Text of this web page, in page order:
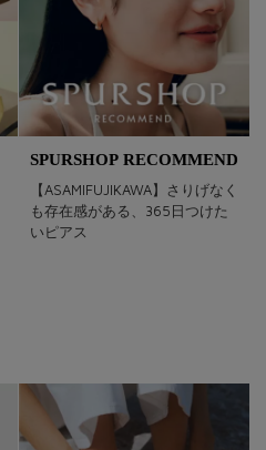
SPURSHOP RECOMMEND
【ASAMIFUJIKAWA】さりげなく
も存在感がある、365日つけた
いピアス